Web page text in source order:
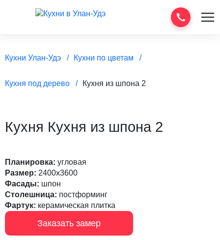
Кухни Улан-Удэ Кухни по цветам
Кухня под дерево Кухня из шпона 2
Кухня Кухня из шпона 2
Планировка: угловая
Размер: 2400х3600
Фасады: шпон
Столешница: постформинг
Фартук: керамическая плитка
Заказать замер